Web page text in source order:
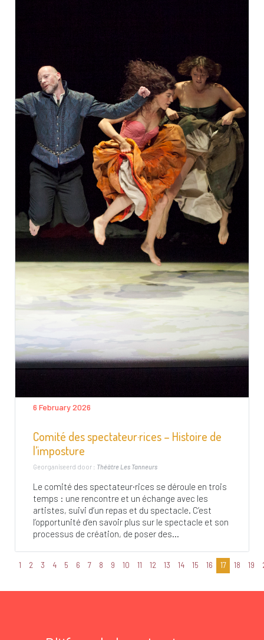
6 February 2026
Comité des spectateur·rices – Histoire de
l’imposture
Georganiseerd door : Théâtre Les Tanneurs
Le comité des spectateur·rices se déroule en trois
temps : une rencontre et un échange avec les
artistes, suivi d’un repas et du spectacle. C’est
l’opportunité d’en savoir plus sur le spectacle et son
processus de création, de poser des...
1 2 3 4 5 6 7 8 9 10 11 12 13 14 15 16 17 18 19